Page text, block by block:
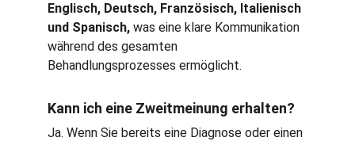
Englisch, Deutsch, Französisch, Italienisch
und Spanisch, was eine klare Kommunikation
während des gesamten
Behandlungsprozesses ermöglicht.
Kann ich eine Zweitmeinung erhalten?
Ja. Wenn Sie bereits eine Diagnose oder einen